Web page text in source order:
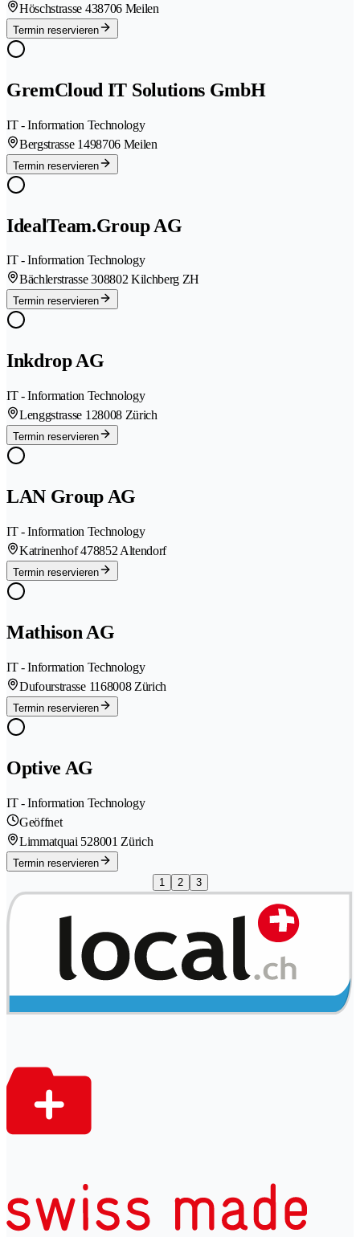
Höschstrasse 438706 Meilen
Termin reservieren
GremCloud IT Solutions GmbH
IT - Information Technology
Bergstrasse 1498706 Meilen
Termin reservieren
IdealTeam.Group AG
IT - Information Technology
Bächlerstrasse 308802 Kilchberg ZH
Termin reservieren
Inkdrop AG
IT - Information Technology
Lenggstrasse 128008 Zürich
Termin reservieren
LAN Group AG
IT - Information Technology
Katrinenhof 478852 Altendorf
Termin reservieren
Mathison AG
IT - Information Technology
Dufourstrasse 1168008 Zürich
Termin reservieren
Optive AG
IT - Information Technology
Geöffnet
Limmatquai 528001 Zürich
Termin reservieren
1
2 3